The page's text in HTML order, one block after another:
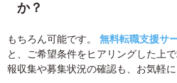
か？
もちろん可能です。 無料転職支援サ
と、ご希望条件をヒアリングした上
報収集や募集状況の確認も、お気軽に